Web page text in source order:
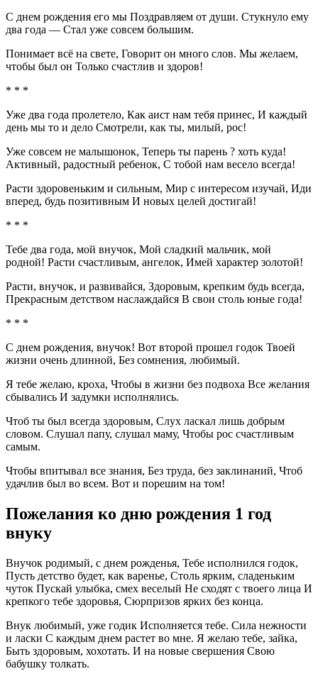
С днем рождения его мы Поздравляем от души. Стукнуло ему
два года — Стал уже совсем большим.
Понимает всё на свете, Говорит он много слов. Мы желаем,
чтобы был он Только счастлив и здоров!
* * *
Уже два года пролетело, Как аист нам тебя принес, И каждый
день мы то и дело Смотрели, как ты, милый, рос!
Уже совсем не малышонок, Теперь ты парень ? хоть куда!
Активный, радостный ребенок, С тобой нам весело всегда!
Расти здоровеньким и сильным, Мир с интересом изучай, Иди
вперед, будь позитивным И новых целей достигай!
* * *
Тебе два года, мой внучок, Мой сладкий мальчик, мой
родной! Расти счастливым, ангелок, Имей характер золотой!
Расти, внучок, и развивайся, Здоровым, крепким будь всегда,
Прекрасным детством наслаждайся В свои столь юные года!
* * *
С днем рождения, внучок! Вот второй прошел годок Твоей
жизни очень длинной, Без сомнения, любимый.
Я тебе желаю, кроха, Чтобы в жизни без подвоха Все желания
сбывались И задумки исполнялись.
Чтоб ты был всегда здоровым, Слух ласкал лишь добрым
словом. Слушал папу, слушал маму, Чтобы рос счастливым
самым.
Чтобы впитывал все знания, Без труда, без заклинаний, Чтоб
удачлив был во всем. Вот и порешим на том!
Пожелания ко дню рождения 1 год
внуку
Внучок родимый, с днем рожденья, Тебе исполнился годок,
Пусть детство будет, как варенье, Столь ярким, сладеньким
чуток Пускай улыбка, смех веселый Не сходят с твоего лица И
крепкого тебе здоровья, Сюрпризов ярких без конца.
Внук любимый, уже годик Исполняется тебе. Сила нежности
и ласки С каждым днем растет во мне. Я желаю тебе, зайка,
Быть здоровым, хохотать. И на новые свершения Свою
бабушку толкать.